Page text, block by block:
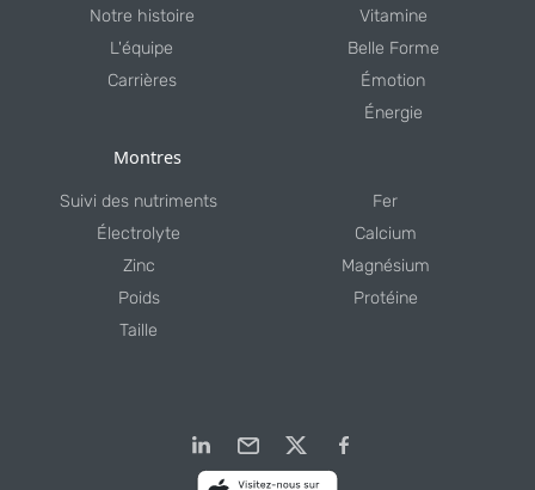
Notre histoire
L'équipe
Carrières
Vitamine
Belle Forme
Émotion
Énergie
Montres
Suivi des nutriments
Électrolyte
Zinc
Poids
Taille
Fer
Calcium
Magnésium
Protéine